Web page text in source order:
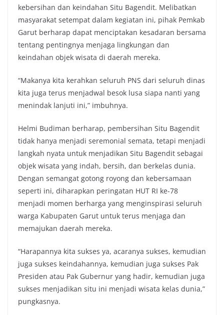
kebersihan dan keindahan Situ Bagendit. Melibatkan
masyarakat setempat dalam kegiatan ini, pihak Pemkab
Garut berharap dapat menciptakan kesadaran bersama
tentang pentingnya menjaga lingkungan dan
keindahan objek wisata di daerah mereka.
“Makanya kita kerahkan seluruh PNS dari seluruh dinas
kita juga terus menjadwal besok lusa siapa nanti yang
menindak lanjuti ini,” imbuhnya.
Helmi Budiman berharap, pembersihan Situ Bagendit
tidak hanya menjadi seremonial semata, tetapi menjadi
langkah nyata untuk menjadikan Situ Bagendit sebagai
objek wisata yang indah, bersih, dan berkelas dunia.
Dengan semangat gotong royong dan kebersamaan
seperti ini, diharapkan peringatan HUT RI ke-78
menjadi momen berharga yang menginspirasi seluruh
warga Kabupaten Garut untuk terus menjaga dan
memajukan daerah mereka.
“Harapannya kita sukses ya, acaranya sukses, kemudian
juga sukses keindahannya, kemudian juga sukses Pak
Presiden atau Pak Gubernur yang hadir, kemudian juga
sukses menjadikan situ ini menjadi wisata kelas dunia,”
pungkasnya.